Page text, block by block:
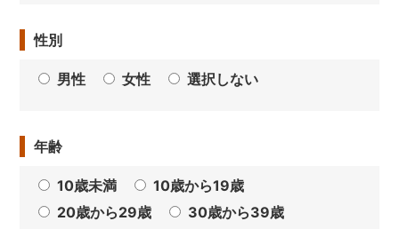
性別
男性 女性 選択しない
年齢
10歳未満
10歳から19歳
20歳から29歳
30歳から39歳